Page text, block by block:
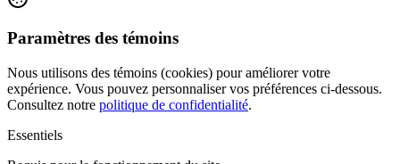
Paramètres des témoins
Nous utilisons des témoins (cookies) pour améliorer votre
expérience. Vous pouvez personnaliser vos préférences ci-dessous.
Consultez notre politique de confidentialité.
Essentiels